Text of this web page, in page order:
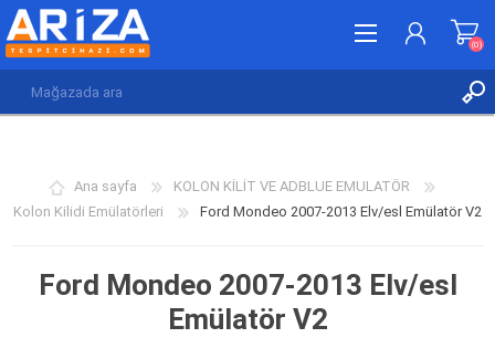
İSTEK LISTESI (0)
(0)
Ana sayfa
KOLON KİLİT VE ADBLUE EMULATÖR
Kolon Kilidi Emülatörleri
Ford Mondeo 2007-2013 Elv/esl Emülatör V2
Ford Mondeo 2007-2013 Elv/esl
Emülatör V2